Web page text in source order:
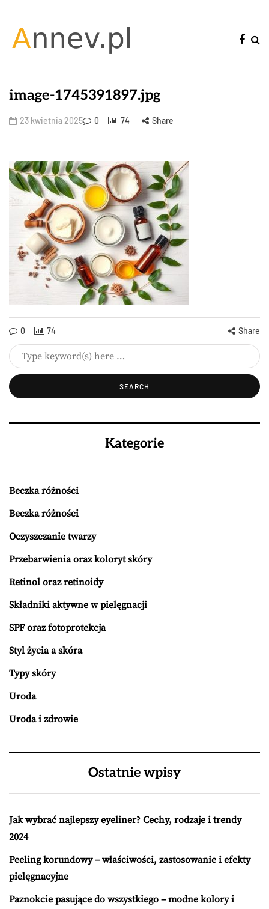
image-1745391897.jpg
23 kwietnia 2025 0 74 Share
0 74 Share
Kategorie
Beczka różności
Beczka różności
Oczyszczanie twarzy
Przebarwienia oraz koloryt skóry
Retinol oraz retinoidy
Składniki aktywne w pielęgnacji
SPF oraz fotoprotekcja
Styl życia a skóra
Typy skóry
Uroda
Uroda i zdrowie
Ostatnie wpisy
Jak wybrać najlepszy eyeliner? Cechy, rodzaje i trendy
2024
Peeling korundowy – właściwości, zastosowanie i efekty
pielęgnacyjne
Paznokcie pasujące do wszystkiego – modne kolory i